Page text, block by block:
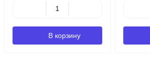
В корзину